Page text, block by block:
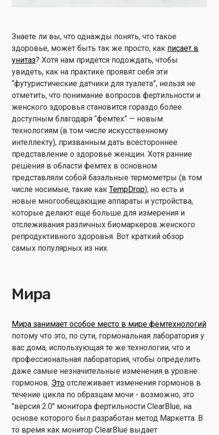
Знаете ли вы, что однажды понять, что такое
здоровье, может быть так же просто, как писает в
унитаз? Хотя нам придется подождать, чтобы
увидеть, как на практике проявят себя эти
“футуристические датчики для туалета”, нельзя не
отметить, что понимание вопросов фертильности и
женского здоровья становится гораздо более
доступным благодаря “фемтех” — новым
технологиям (в том числе искусственному
интеллекту), призванным дать всестороннее
представление о здоровье женщин. Хотя ранние
решения в области фемтех в основном
представляли собой базальные термометры (в том
числе носимые, такие как TempDrop), но есть и
новые многообещающие аппараты и устройства,
которые делают еще больше для измерения и
отслеживания различных биомаркеров женского
репродуктивного здоровья. Вот краткий обзор
самых популярных из них.
Мира
Мира занимает особое место в мире фемтехнологий
потому что это, по сути, гормональная лаборатория у
вас дома, использующая те же технологии, что и
профессиональная лаборатория, чтобы определить
даже самые незначительные изменения в уровне
гормонов. Это отслеживает изменения гормонов в
течение цикла по образцам мочи - возможно, это
"версия 2.0" монитора фертильности ClearBlue, на
основе которого был разработан метод Маркетта. В
то время как монитор ClearBlue выдает